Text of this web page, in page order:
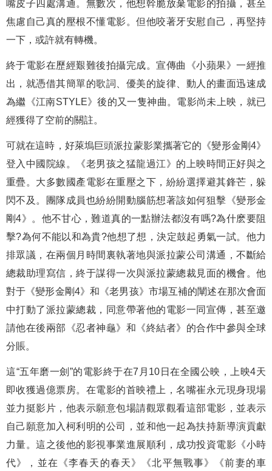
嘴皮子四處溝通。無數次，他想幹脆放棄電影的拍攝，甚至
焦慮自己真的壓根不懂電影。但他咬著牙安慰自己，再堅持
一下，或許就有轉機。
終于電影在歷經艱難後拍攝完成。宣傳曲《小蘋果》一經推
出，就憑借其簡單的歌詞、優美的旋律、動人的畫面迅速成
為繼《江南STYLE》後的又一隻神曲。電影尚未上映，就已
經獲得了空前的關註。
可就在這時，好萊塢巨頭派拉蒙影業攜著它的《變形金剛4》
登入中國院線。《老男孩之猛龍過江》的上映時間正好與之
重疊。大多數國產電影在重壓之下，紛紛選擇避其鋒芒，躲
閃不及。團隊成員也紛紛開動腦筋想著該如何狙擊《變形金
剛4》。他不甘心，難道真的一點辦法都沒有嗎?為什麽要阻
擊?為何不能以和為貴?他想了想，決定鼓起勇氣一試。他力
排眾議，在兩個月時間裏執著地與派拉蒙公司溝通，不斷給
總裁助理寫信，終于謀得一次與派拉蒙總裁見面的機會。他
對于《變形金剛4》和《老男孩》市場互補的闡述在那次會面
中打動了派拉蒙總裁，同意帶著他的電影一同宣傳，甚至邀
請他在後兩部《忍者神龜》和《終結者》的合作中參與全球
分賬。
這“五年磨一劍”的電影終于在7月10日在全國公映，上映4天
即收獲過億票房。在電影的首映禮上，名嘴崔永元現身現場
並力挺影片，他表示願意包場請觀眾觀看這部電影，並表示
自己願意加入柯利明的公司，並和他一起為扶持新導演貢獻
力量。這之後他的影視事業進展順利，成功投資電影《小時
代》，並在《李春天的春天》《北平無戰事》《前妻的車